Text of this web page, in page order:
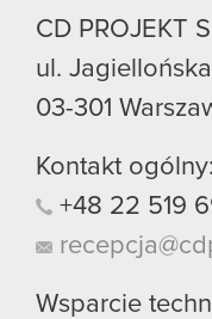
CD PROJEKT
ul.
03-301
Kontakt ogólny:
+48 22 519
Wsparcie